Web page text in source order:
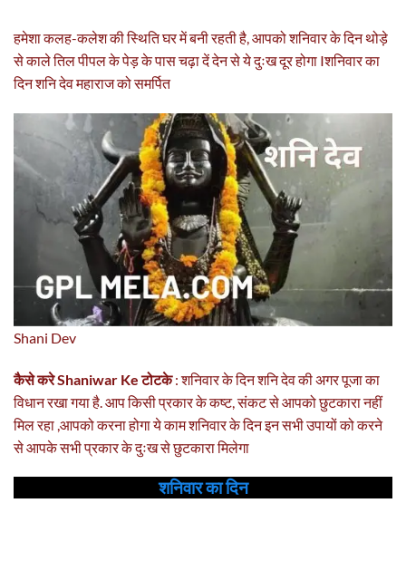
हमेशा कलह-कलेश की स्थिति घर में बनी रहती है, आपको शनिवार के दिन थोड़े
से काले तिल पीपल के पेड़ के पास चढ़ा दें देन से ये दुःख दूर होगा Iशनिवार का
दिन शनि देव महाराज को समर्पित
Shani Dev
कैसे करे Shaniwar Ke टोटके: शनिवार के दिन शनि देव की अगर पूजा का
विधान रखा गया है. आप किसी प्रकार के कष्ट, संकट से आपको छुटकारा नहीं
मिल रहा ,आपको करना होगा ये काम शनिवार के दिन इन सभी उपायों को करने
से आपके सभी प्रकार के दुःख से छुटकारा मिलेगा
शनिवार का दिन